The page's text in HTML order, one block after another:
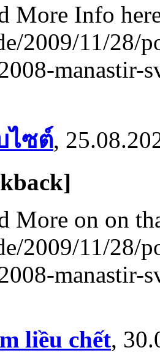
More Info
2009/11/28/
manastir-
ไซต์,
More on on
2009/11/28/
manastir-
liều chết,